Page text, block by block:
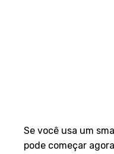
Se você usa um
pode começar